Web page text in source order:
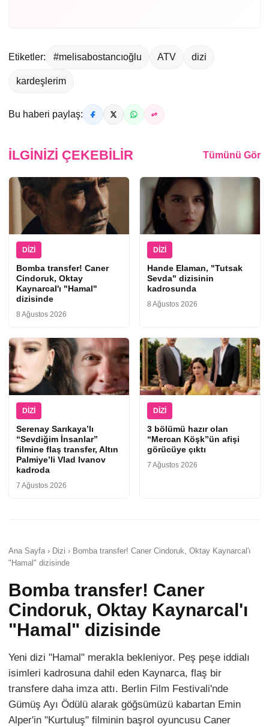
Etiketler: #melisabostancıoğlu ATV dizi
kardeşlerim
Bu haberi paylaş:
İLGINIZI ÇEKEBILIR Tümünü Gör
DIZI
Bomba transfer! Caner
Cindoruk, Oktay
Kaynarcal'ı "Hamal"
dizisinde
8 Ağustos 2026
DIZI
Hande Elaman, "Tutsak
Sevda" dizisinin
kadrosunda
8 Ağustos 2026
DIZI
Serenay Sarıkaya’lı
“Sevdiğim İnsanlar”
filmine flaş transfer, Altın
Palmiye’li Vlad Ivanov
kadroda
7 Ağustos 2026
DIZI
3 bölümü hazır olan
“Mercan Köşk”ün afişi
görücüye çıktı
7 Ağustos 2026
Ana Sayfa › Dizi › Bomba transfer! Caner Cindoruk, Oktay Kaynarcal'ı
"Hamal" dizisinde
Bomba transfer! Caner
Cindoruk, Oktay Kaynarcal'ı
"Hamal" dizisinde
Yeni dizi "Hamal" merakla bekleniyor. Peş peşe iddialı
isimleri kadrosuna dahil eden Kaynarca, flaş bir
transfere daha imza attı. Berlin Film Festivali'nde
Gümüş Ayı Ödülü alarak göğsümüzü kabartan Emin
Alper'in "Kurtuluş" filminin başrol oyuncusu Caner